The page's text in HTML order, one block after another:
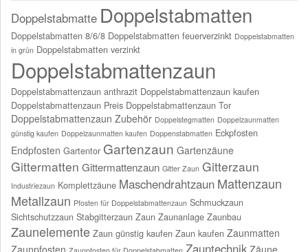
Doppelstabmatte Doppelstabmatten
Doppelstabmatten 8/6/8 Doppelstabmatten feuerverzinkt Doppelstabmatten
in grün Doppelstabmatten verzinkt
Doppelstabmattenzaun
Doppelstabmattenzaun anthrazit Doppelstabmattenzaun kaufen
Doppelstabmattenzaun Preis Doppelstabmattenzaun Tor
Doppelstabmattenzaun Zubehör Doppelstegmatten Doppelzaunmatten
günstig kaufen Doppelzaunmatten kaufen Doppenstabmatten Eckpfosten
Endpfosten Gartentor Gartenzaun Gartenzäune
Gittermatten Gittermattenzaun Gitter Zaun Gitterzaun
Industriezaun Komplettzäune Maschendrahtzaun Mattenzaun
Metallzaun Pfosten für Doppelstabmattenzaun Schmuckzaun
Sichtschutzzaun Stabgitterzaun Zaun Zaunanlage Zaunbau
Zaunelemente Zaun günstig kaufen Zaun kaufen Zaunmatten
Zaunpfosten
Zauntechnik Zäune